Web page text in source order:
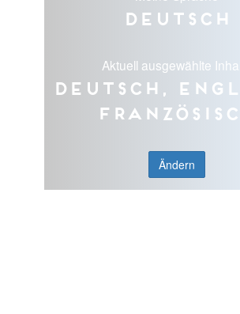
Deutsch
Aktuell ausgewählte
Deutsch,
Ändern